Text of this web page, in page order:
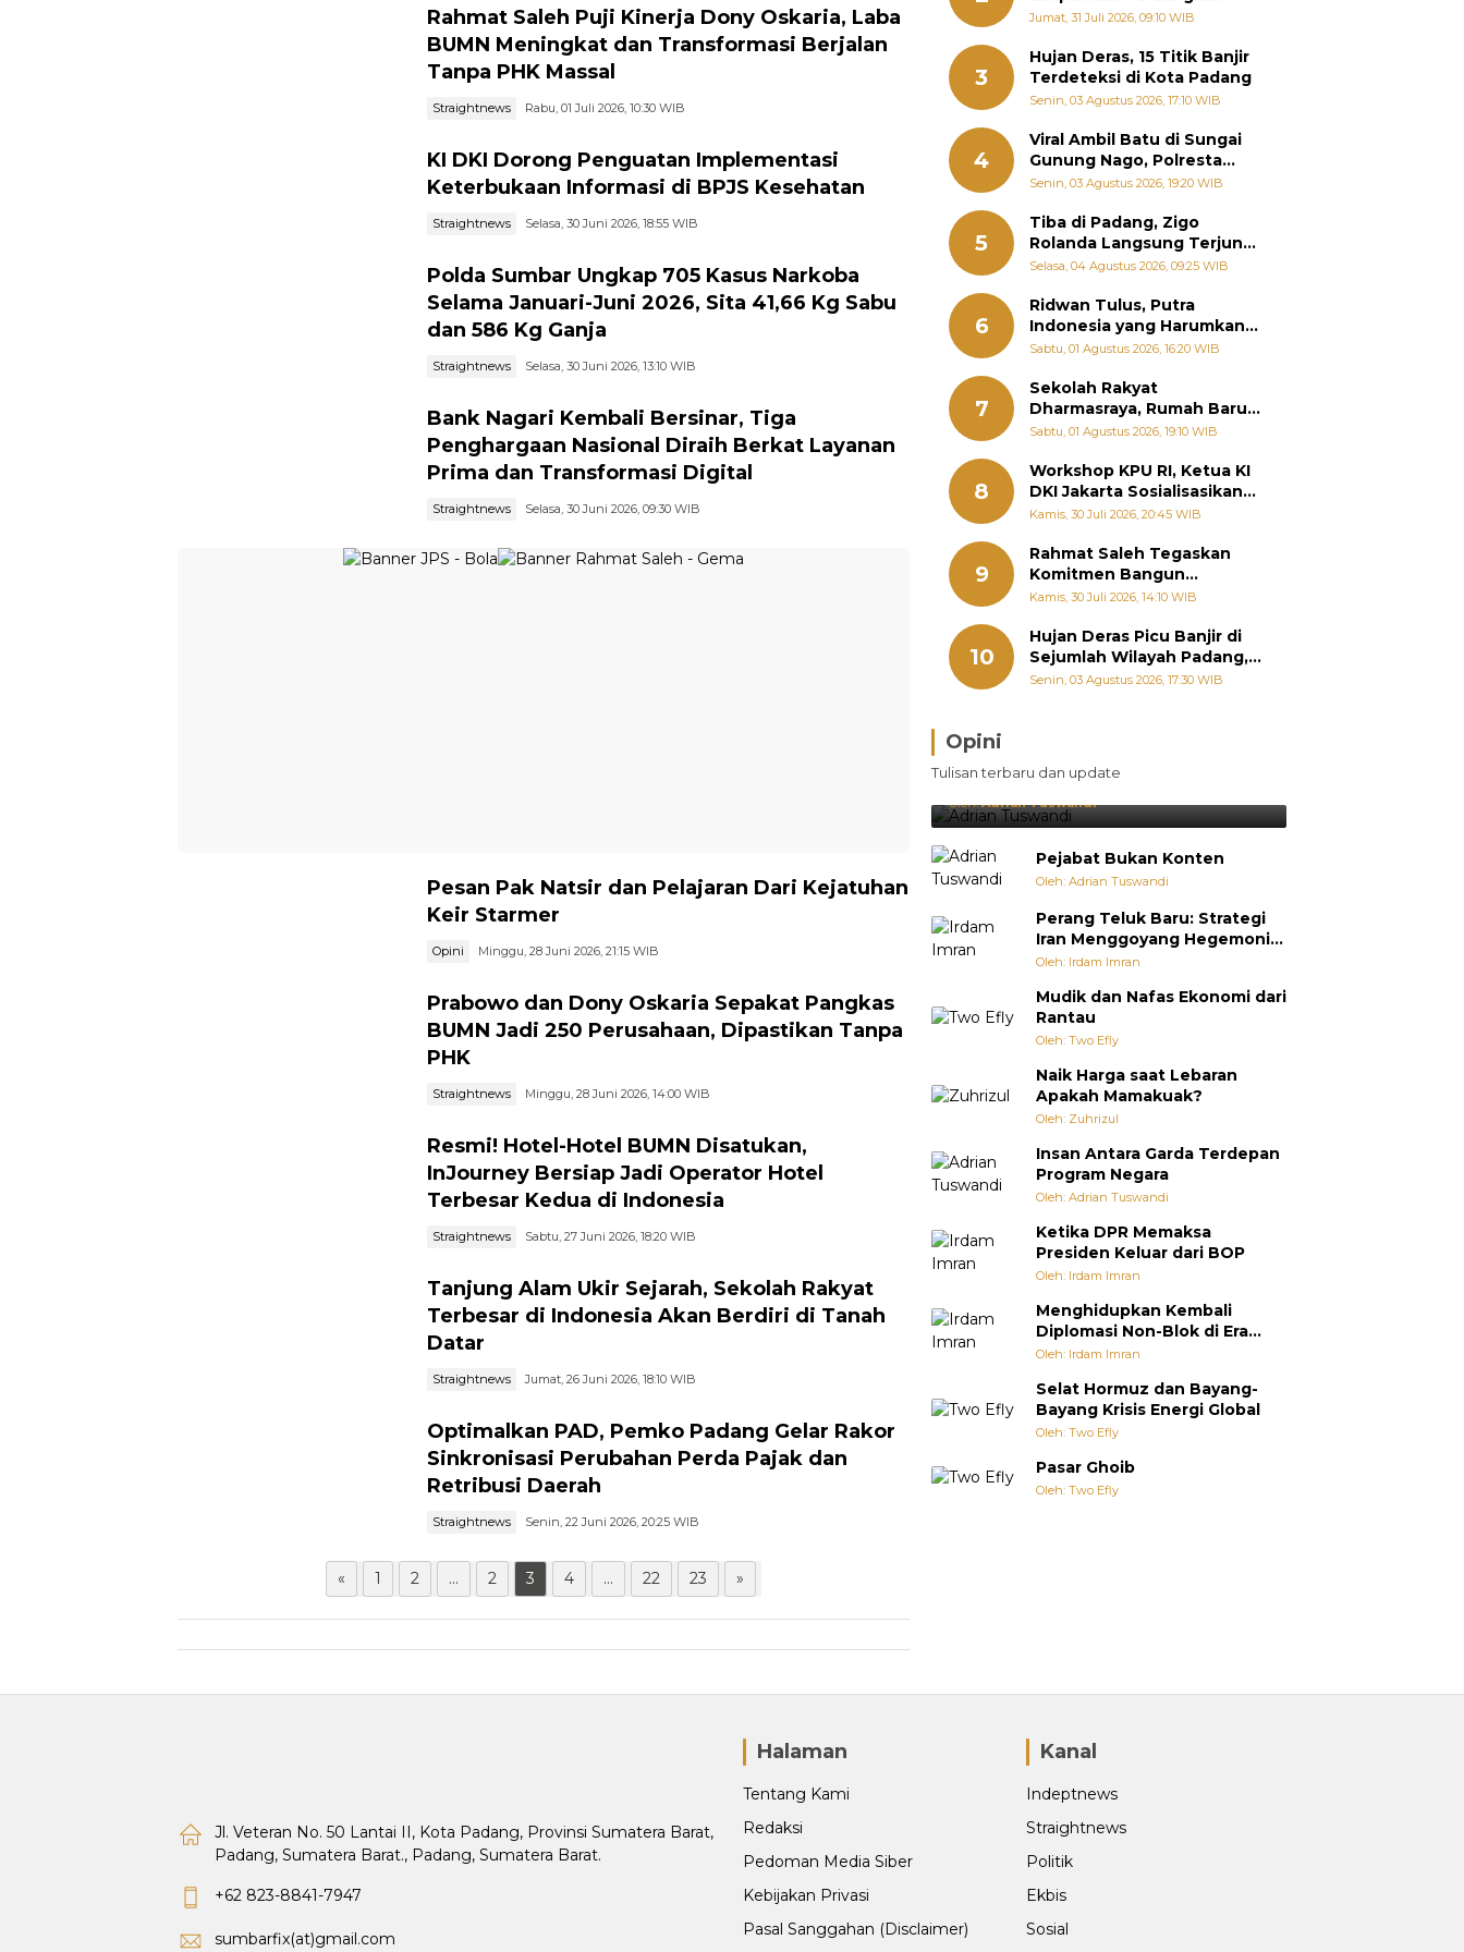
Rahmat Saleh Puji Kinerja Dony Oskaria, Laba
BUMN Meningkat dan Transformasi Berjalan
Tanpa PHK Massal
Straightnews Rabu, 01 Juli 2026, 10:30 WIB
KI DKI Dorong Penguatan Implementasi
Keterbukaan Informasi di BPJS Kesehatan
Straightnews Selasa, 30 Juni 2026, 18:55 WIB
Polda Sumbar Ungkap 705 Kasus Narkoba
Selama Januari-Juni 2026, Sita 41,66 Kg Sabu
dan 586 Kg Ganja
Straightnews Selasa, 30 Juni 2026, 13:10 WIB
Bank Nagari Kembali Bersinar, Tiga
Penghargaan Nasional Diraih Berkat Layanan
Prima dan Transformasi Digital
Straightnews Selasa, 30 Juni 2026, 09:30 WIB
Pesan Pak Natsir dan Pelajaran Dari Kejatuhan
Keir Starmer
Opini Minggu, 28 Juni 2026, 21:15 WIB
Prabowo dan Dony Oskaria Sepakat Pangkas
BUMN Jadi 250 Perusahaan, Dipastikan Tanpa
PHK
Straightnews Minggu, 28 Juni 2026, 14:00 WIB
Resmi! Hotel-Hotel BUMN Disatukan,
InJourney Bersiap Jadi Operator Hotel
Terbesar Kedua di Indonesia
Straightnews Sabtu, 27 Juni 2026, 18:20 WIB
Tanjung Alam Ukir Sejarah, Sekolah Rakyat
Terbesar di Indonesia Akan Berdiri di Tanah
Datar
Straightnews Jumat, 26 Juni 2026, 18:10 WIB
Optimalkan PAD, Pemko Padang Gelar Rakor
Sinkronisasi Perubahan Perda Pajak dan
Retribusi Daerah
Straightnews Senin, 22 Juni 2026, 20:25 WIB
« 1 2 ... 2 3 4 ... 22 23 »
Pemanenan Kayu Ilegal di
Solok
Jumat, 31 Juli 2026, 09:10 WIB
3
Hujan Deras, 15 Titik Banjir
Terdeteksi di Kota Padang
Senin, 03 Agustus 2026, 17:10 WIB
4
Viral Ambil Batu di Sungai
Gunung Nago, Polresta
Padang Ungkap Fakta
Senin, 03 Agustus 2026, 19:20 WIB
5
Tiba di Padang, Zigo
Rolanda Langsung Terjun
Bantu Warga Terdampak
Selasa, 04 Agustus 2026, 09:25 WIB
6
Ridwan Tulus, Putra
Indonesia yang Harumkan
Nama Bangsa hingga
Jepang
Sabtu, 01 Agustus 2026, 16:20 WIB
7
Sekolah Rakyat
Dharmasraya, Rumah Baru
268 Anak Menggapai Mimpi
Kemiskinan
Sabtu, 01 Agustus 2026, 19:10 WIB
8
Workshop KPU RI, Ketua KI
DKI Jakarta Sosialisasikan
Hukum Acara Penyelesaian
Kamis, 30 Juli 2026, 20:45 WIB
9
Rahmat Saleh Tegaskan
Komitmen Bangun
Pertanian Sumbar Tanpa
Kamis, 30 Juli 2026, 14:10 WIB
10
Hujan Deras Picu Banjir di
Sejumlah Wilayah Padang,
Fadly Amran Perintahkan
Senin, 03 Agustus 2026, 17:30 WIB
Opini
Tulisan terbaru dan update
Brasil Lebih Diunggulkan, tetapi
Jepang Selalu Punya Cara Membuat
Kejutan
Oleh:Adrian Tuswandi
Pejabat Bukan Konten
Oleh: Adrian Tuswandi
Perang Teluk Baru: Strategi
Iran Menggoyang Hegemoni
AS dari Dalam
Oleh: Irdam Imran
Mudik dan Nafas Ekonomi dari
Rantau
Oleh: Two Efly
Naik Harga saat Lebaran
Apakah Mamakuak?
Oleh: Zuhrizul
Insan Antara Garda Terdepan
Program Negara
Oleh: Adrian Tuswandi
Ketika DPR Memaksa
Presiden Keluar dari BOP
Oleh: Irdam Imran
Menghidupkan Kembali
Diplomasi Non-Blok di Era
Multipolar
Oleh: Irdam Imran
Selat Hormuz dan Bayang-
Bayang Krisis Energi Global
Oleh: Two Efly
Pasar Ghoib
Oleh: Two Efly
Jl. Veteran No. 50 Lantai II, Kota Padang, Provinsi Sumatera Barat,
Padang, Sumatera Barat., Padang, Sumatera Barat.
+62 823-8841-7947
sumbarfix(at)gmail.com
Halaman
Tentang Kami
Redaksi
Pedoman Media Siber
Kebijakan Privasi
Pasal Sanggahan (Disclaimer)
Kanal
Indeptnews
Straightnews
Politik
Ekbis
Sosial